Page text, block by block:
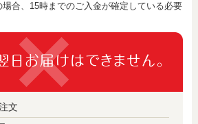
合、15時までのご入金が確定している必要
文